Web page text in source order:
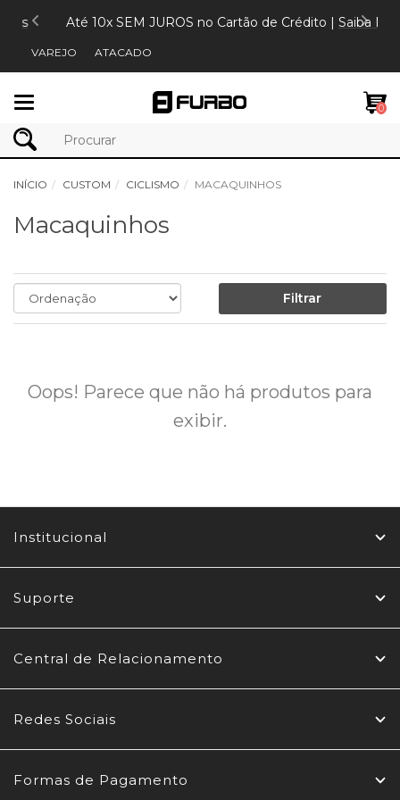
Até 10x SEM JUROS no Cartão de Crédito |Saiba Mais
VAREJO ATACADO
0
INÍCIO CUSTOM CICLISMO MACAQUINHOS
Macaquinhos
Filtrar
Oops! Parece que não há produtos para
exibir.
Institucional
Suporte
Central de Relacionamento
Redes Sociais
Formas de Pagamento